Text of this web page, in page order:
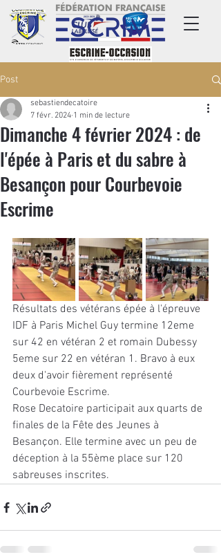
Post
Dimanche 4 février 2024 : de
l'épée à Paris et du sabre à
Besançon pour Courbevoie
Escrime
sebastiendecatoire
7 févr. 2024 1 min de lecture
Résultats des vétérans épée à l'épreuve
IDF à Paris Michel Guy termine 12eme
sur 42 en vétéran 2 et romain Dubessy
5eme sur 22 en vétéran 1. Bravo à eux
deux d'avoir fièrement représenté
Courbevoie Escrime.
Rose Decatoire participait aux quarts de
finales de la Fête des Jeunes à
Besançon. Elle termine avec un peu de
déception à la 55ème place sur 120
sabreuses inscrites.